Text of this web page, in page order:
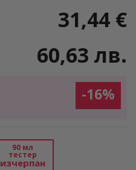
31,44 €
60,63 лв.
-16%
90 мл
тестер
изчерпан